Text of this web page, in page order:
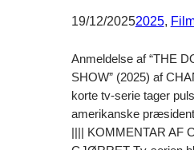
19/12/20252025,
Anmeldelse af “THE
SHOW” (2025) af
korte tv-serie tager
amerikanske
|||| KOMMENTAR AF